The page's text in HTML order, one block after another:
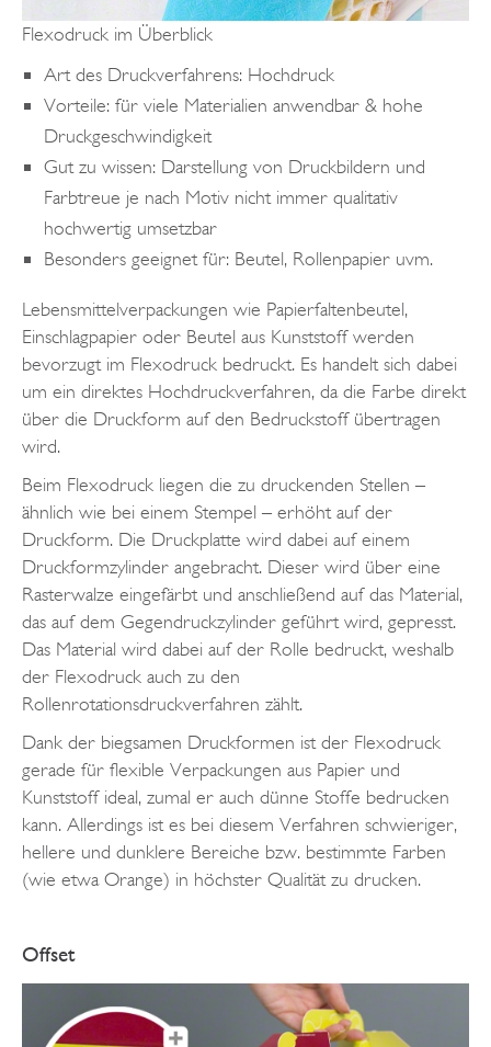
Flexodruck im Überblick
Art des Druckverfahrens: Hochdruck
Vorteile: für viele Materialien anwendbar & hohe
Druckgeschwindigkeit
Gut zu wissen: Darstellung von Druckbildern und
Farbtreue je nach Motiv nicht immer qualitativ
hochwertig umsetzbar
Besonders geeignet für: Beutel, Rollenpapier uvm.
Lebensmittelverpackungen wie Papierfaltenbeutel,
Einschlagpapier oder Beutel aus Kunststoff werden
bevorzugt im Flexodruck bedruckt. Es handelt sich dabei
um ein direktes Hochdruckverfahren, da die Farbe direkt
über die Druckform auf den Bedruckstoff übertragen
wird.
Beim Flexodruck liegen die zu druckenden Stellen –
ähnlich wie bei einem Stempel – erhöht auf der
Druckform. Die Druckplatte wird dabei auf einem
Druckformzylinder angebracht. Dieser wird über eine
Rasterwalze eingefärbt und anschließend auf das Material,
das auf dem Gegendruckzylinder geführt wird, gepresst.
Das Material wird dabei auf der Rolle bedruckt, weshalb
der Flexodruck auch zu den
Rollenrotationsdruckverfahren zählt.
Dank der biegsamen Druckformen ist der Flexodruck
gerade für flexible Verpackungen aus Papier und
Kunststoff ideal, zumal er auch dünne Stoffe bedrucken
kann. Allerdings ist es bei diesem Verfahren schwieriger,
hellere und dunklere Bereiche bzw. bestimmte Farben
(wie etwa Orange) in höchster Qualität zu drucken.
Offset